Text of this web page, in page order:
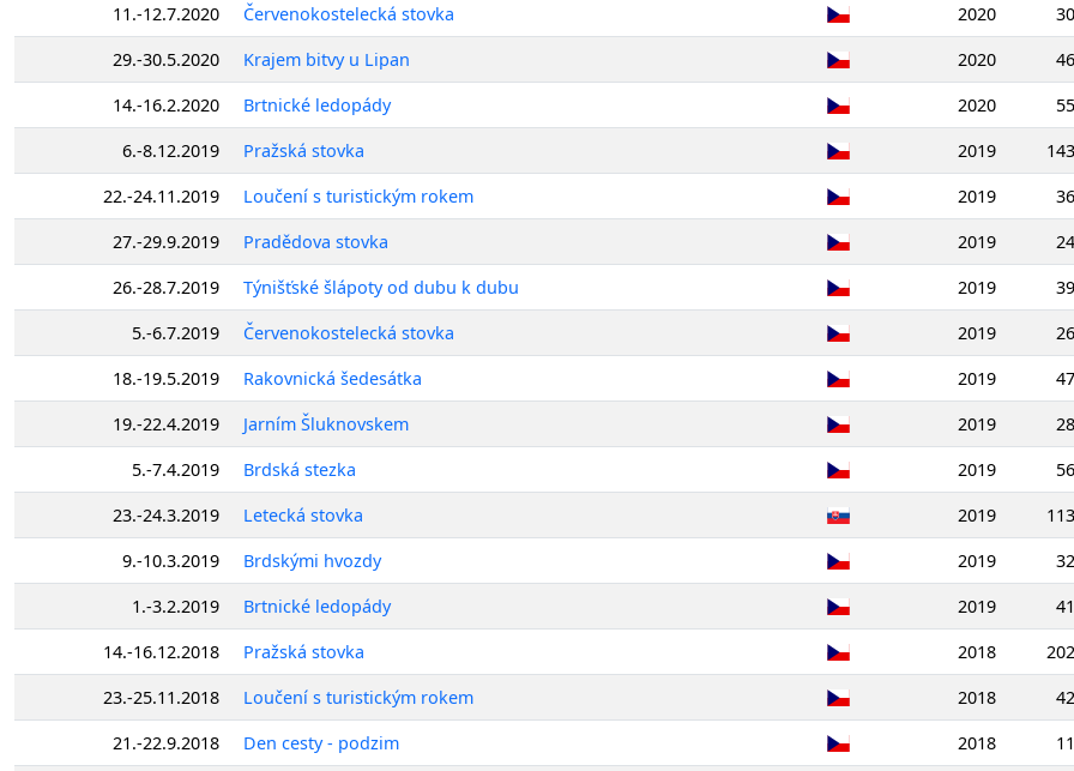
11.-12.7.2020
Červenokostelecká stovka 2020
30
29.-30.5.2020
Krajem bitvy u Lipan 2020
46
14.-16.2.2020
Brtnické ledopády 2020
55
6.-8.12.2019
Pražská stovka 2019
143
22.-24.11.2019
Loučení s turistickým rokem 2019
36
27.-29.9.2019
Pradědova stovka 2019
24
26.-28.7.2019
Týnišťské šlápoty od dubu k dubu 2019
39
5.-6.7.2019
Červenokostelecká stovka 2019
26
18.-19.5.2019
Rakovnická šedesátka 2019
47
19.-22.4.2019
Jarním Šluknovskem 2019
28
5.-7.4.2019
Brdská stezka 2019
56
23.-24.3.2019
Letecká stovka 2019
113
9.-10.3.2019
Brdskými hvozdy 2019
32
1.-3.2.2019
Brtnické ledopády 2019
41
14.-16.12.2018
Pražská stovka 2018
202
23.-25.11.2018
Loučení s turistickým rokem 2018
42
21.-22.9.2018
Den cesty - podzim 2018
11